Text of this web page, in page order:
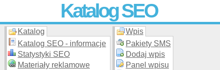
Katalog SEO
Skuteczna i promocja stron WWW –
moderowanego katalogu za darmo!
Katalog
Katalog SEO - informacje
Statystyki SEO
Materiały reklamowe
Wpis
Pakiety SMS
Dodaj wpis
Panel wpisu